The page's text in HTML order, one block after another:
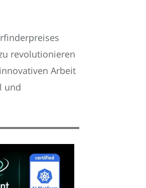
revolutionieren
Arbeit
und